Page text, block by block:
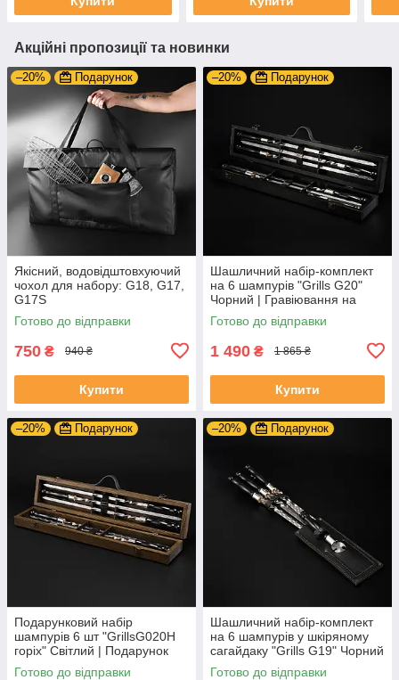
Акційні пропозиції та новинки
–20% Подарунок
Якісний, водовідштовхуючий
чохол для набору: G18, G17,
G17S
Готово до відправки
750 ₴ 940 ₴
Купити
–20% Подарунок
Шашличний набір-комплект
на 6 шампурів "Grills G20"
Чорний | Гравіювання на
замовлення
Готово до відправки
1 490 ₴ 1 865 ₴
Купити
–20% Подарунок
Подарунковий набір
шампурів 6 шт "GrillsG020H
горіх" Світлий | Подарунок
для чоловіка, батька, сина
Готово до відправки
–20% Подарунок
Шашличний набір-комплект
на 6 шампурів у шкіряному
сагайдаку "Grills G19" Чорний
| Гравіювання на замовлення
Готово до відправки